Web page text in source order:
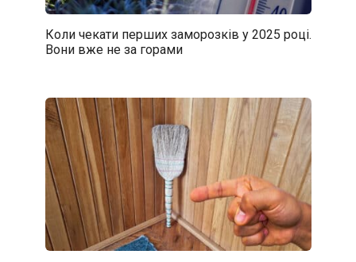
Коли чекати перших заморозків у 2025 році.
Вони вже не за горами